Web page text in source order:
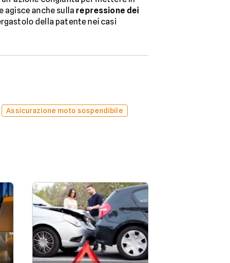
agisce anche sulla repressione dei
della patente nei casi
Assicurazione moto sospendibile